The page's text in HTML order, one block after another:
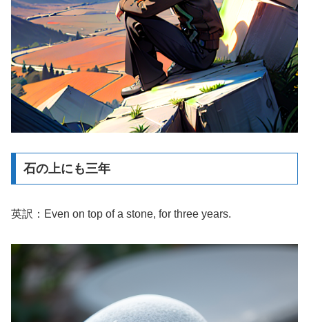
石の上にも三年
英訳：Even on top of a stone, for three years.